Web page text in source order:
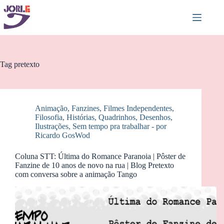
Pular
para
conteúdo
Tag pretexto
Animação, Fanzines, Filmes Independentes,
Filosofia, Histórias, Quadrinhos, Desenhos,
Ilustrações, Sem tempo pra trabalhar - por
Ricardo GosWod
Coluna STT: Última do Romance Paranoia | Pôster de
Fanzine de 10 anos de novo na rua | Blog Pretexto
com conversa sobre a animação Tango